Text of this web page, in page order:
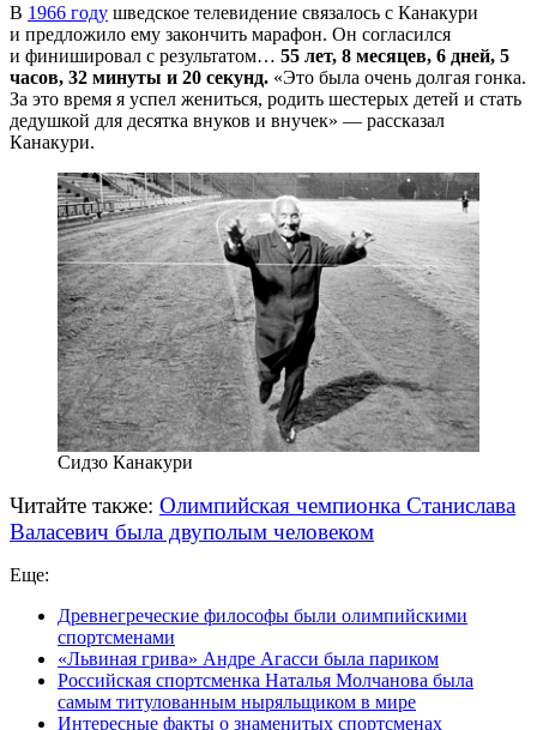
В 1966 году шведское телевидение связалось с Канакури
и предложило ему закончить марафон. Он согласился
и финишировал с результатом… 55 лет, 8 месяцев, 6 дней, 5
часов, 32 минуты и 20 секунд. «Это была очень долгая гонка.
За это время я успел жениться, родить шестерых детей и стать
дедушкой для десятка внуков и внучек» — рассказал
Канакури.
Сидзо Канакури
Читайте также: Олимпийская чемпионка Станислава
Валасевич была двуполым человеком
Еще:
Древнегреческие философы были олимпийскими
спортсменами
«Львиная грива» Андре Агасси была париком
Российская спортсменка Наталья Молчанова была
самым титулованным ныряльщиком в мире
Интересные факты о знаменитых спортсменах